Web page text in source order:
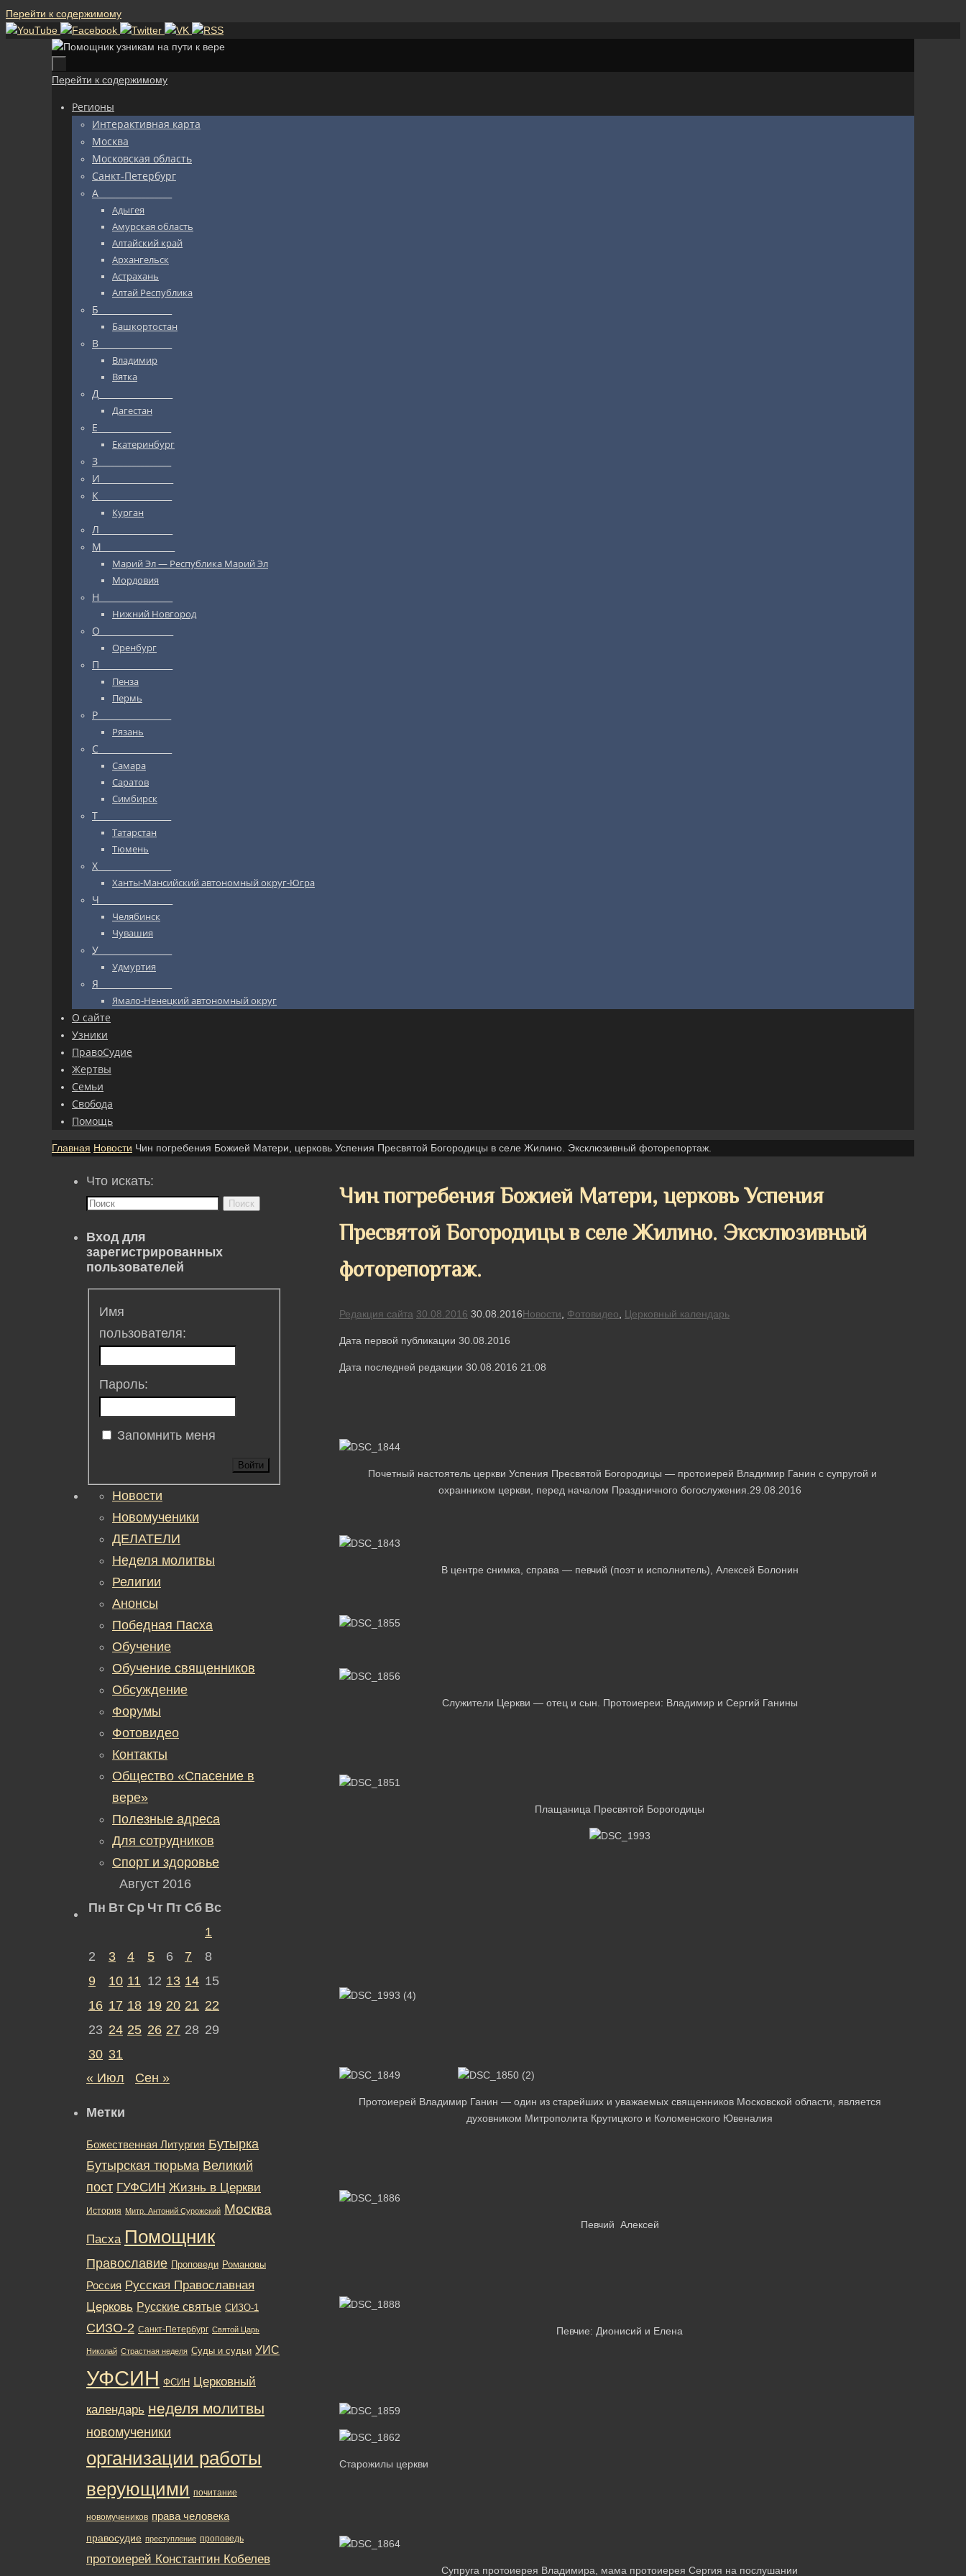
Перейти к содержимому
Перейти к содержимому
Регионы
Интерактивная карта
Москва
Московская область
Санкт-Петербург
А_________________
Адыгея
Амурская область
Алтайский край
Архангельск
Астрахань
Алтай Республика
Б_________________
Башкортостан
В_________________
Владимир
Вятка
Д_________________
Дагестан
Е_________________
Екатеринбург
З_________________
И_________________
К_________________
Курган
Л_________________
М_________________
Марий Эл — Республика Марий Эл
Мордовия
Н_________________
Нижний Новгород
О_________________
Оренбург
П_________________
Пенза
Пермь
Р_________________
Рязань
С_________________
Самара
Саратов
Симбирск
Т_________________
Татарстан
Тюмень
Х_________________
Ханты-Мансийский автономный округ-Югра
Ч_________________
Челябинск
Чувашия
У_________________
Удмуртия
Я_________________
Ямало-Ненецкий автономный округ
О сайте
Узники
ПравоСудие
Жертвы
Семьи
Свобода
Помощь
Главная Новости Чин погребения Божией Матери, церковь Успения Пресвятой Богородицы в селе Жилино. Эксклюзивный фоторепортаж.
Чин погребения Божией Матери, церковь Успения
Пресвятой Богородицы в селе Жилино. Эксклюзивный
фоторепортаж.
Редакция сайта 30.08.2016 30.08.2016Новости Фотовидео Церковный календарь
Дата первой публикации 30.08.2016
Дата последней редакции 30.08.2016 21:08
Почетный настоятель церкви Успения Пресвятой Богородицы — протоиерей Владимир Ганин с супругой и
охранником церкви, перед началом Праздничного богослужения.29.08.2016
В центре снимка, справа — певчий (поэт и исполнитель), Алексей Болонин
Служители Церкви — отец и сын. Протоиереи: Владимир и Сергий Ганины
Плащаница Пресвятой Борогодицы
Протоиерей Владимир Ганин — один из старейших и уважаемых священников Московской области, является
духовником Митрополита Крутицкого и Коломенского Ювеналия
Певчий Алексей
Певчие: Дионисий и Елена
Старожилы церкви
Супруга протоиерея Владимира, мама протоиерея Сергия на послушании
Что искать:
Поиск
Вход для
зарегистрированных
пользователей
Имя
пользователя:
Пароль:
Запомнить меня
Войти
Новости
Новомученики
ДЕЛАТЕЛИ
Неделя молитвы
Религии
Анонсы
Победная Пасха
Обучение
Обучение священников
Обсуждение
Форумы
Фотовидео
Контакты
Общество «Спасение в
вере»
Полезные адреса
Для сотрудников
Спорт и здоровье
Август 2016
Пн Вт Ср Чт Пт Сб Вс
1
2
3 4 5 6 7
8
9
10 11 12 13 14 15
16 17 18 19 20 21 22
23 24 25 26 27 28 29
30 31
« Июл
Сен »
Метки
Божественная Литургия Бутырка
Бутырская тюрьма Великий
пост ГУФСИН Жизнь в Церкви
История Митр. Антоний Сурожский Москва
Пасха Помощник
Православие Проповеди Романовы
Россия Русская Православная
Церковь Русские святые СИЗО-1
СИЗО-2 Санкт-Петербург Святой Царь
Николай Страстная неделя Суды и судьи УИС
УФСИН ФСИН Церковный
календарь неделя молитвы
новомученики
организации работы
верующими почитание
новомучеников права человека
правосудие преступление проповедь
протоиерей Константин Кобелев